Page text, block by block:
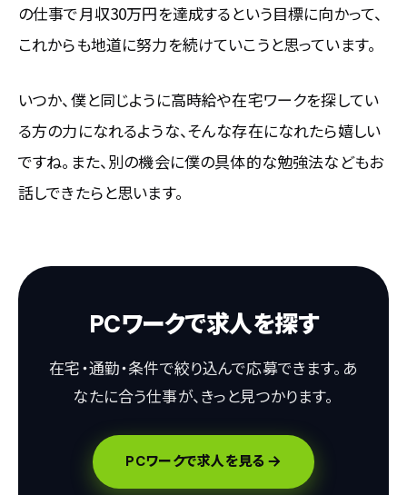
の仕事で月収30万円を達成するという目標に向かって、
これからも地道に努力を続けていこうと思っています。
いつか、僕と同じように高時給や在宅ワークを探してい
る方の力になれるような、そんな存在になれたら嬉しい
ですね。また、別の機会に僕の具体的な勉強法などもお
話しできたらと思います。
PCワークで求人を探す
在宅・通勤・条件で絞り込んで応募できます。あ
なたに合う仕事が、きっと見つかります。
PCワークで求人を見る